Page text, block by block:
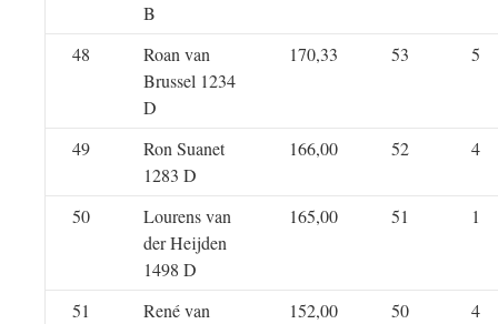
B
48
Roan van
Brussel 1234
D
170,33 53 5
49
Ron Suanet
1283 D
166,00 52 4
50
Lourens van
der Heijden
1498 D
165,00 51 1
51
René van
152,00 50 4